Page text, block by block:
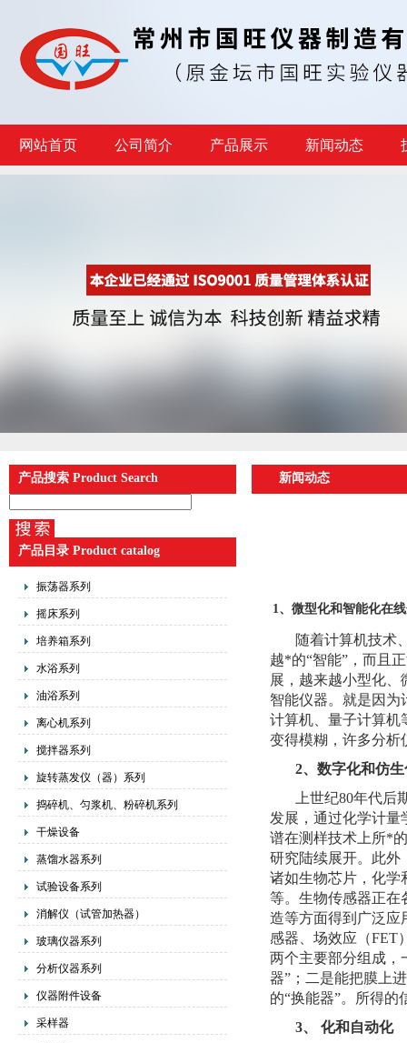
网站首页 公司简介 产品展示 新闻动态
产品搜索 Product Search
产品目录 Product catalog
振荡器系列
摇床系列
培养箱系列
水浴系列
油浴系列
离心机系列
搅拌器系列
旋转蒸发仪（器）系列
捣碎机、匀浆机、粉碎机系列
干燥设备
蒸馏水器系列
试验设备系列
消解仪（试管加热器）
玻璃仪器系列
分析仪器系列
仪器附件设备
采样器
新闻动态
1、微型化和智能化在
随着计算机技术
越*的“智能”，而且
展，越来越小型化
智能仪器。就是因
计算机、量子计算机
变得模糊，许多分析
2、数字化和仿生
上世纪80年代
发展，通过化学计量
谱在测样技术上所*
研究陆续展开。此外
诸如生物芯片，化学
等。生物传感器正在
造等方面得到广泛应
感器、场效应（FET
两个主要部分组成，
器”；二是能把膜上
的“换能器”。所得
3、 化和自动化